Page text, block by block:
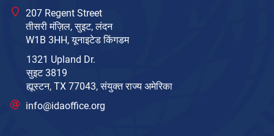
207 Regent Street
तीसरी मंज़िल, सुइट, लंदन
W1B 3HH, यूनाइटेड किंगडम
1321 Upland Dr.
सुइट 3819
ह्यूस्टन, TX 77043, संयुक्त राज्य अमेरिका
info@idaoffice.org